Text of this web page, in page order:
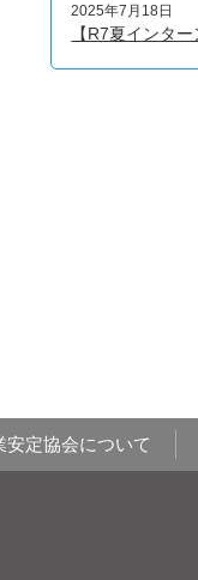
2025年7月18日
【R7夏インタ
安定協会について